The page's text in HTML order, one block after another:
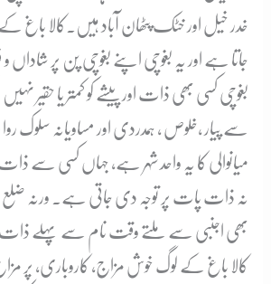
خدر خیل اور خٹک پٹھان آباد ہیں۔کالا باغ کے
جاتا ہے اور یہ بغوچی اپنے بغوچی پن پر شاداں
بغوچی کسی بھی ذات اور پیشے کو کمتر یا حقیر
سے پیار ،خلوص ، ہمدردی اور مساویانہ سلوک
میانوالی کا یہ واحد شہر ہے، جہاں کسی سے ذات
نہ ذات پات پر توجہ دی جاتی ہے۔ ورنہ ضلع
بھی اجنبی سے ملتے وقت نام سے پہلے ذات
کالا باغ کے لوگ خوش مزاج، کاروباری، پر